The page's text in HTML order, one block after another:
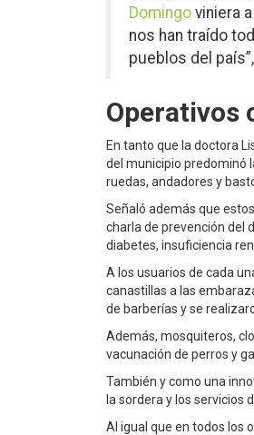
Domingo viniera
nos han traído
pueblos del
Operativos
En tanto que la doctora
del municipio predominó
ruedas, andadores y
Señaló además que
charla de prevención del
diabetes, insuficiencia
A los usuarios de cada
canastillas a las
de barberías y se
Además, mosquiteros,
vacunación de perros y
También y como una
la sordera y los servicios
Al igual que en todos los